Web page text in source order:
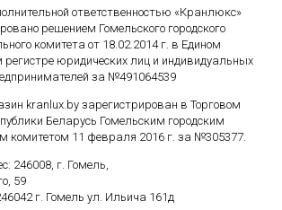
ответственностью «Кранлюкс»
решением Гомельского городского
комитета от 18.02.2014 г. в Едином
регистре юридических лиц и индивидуальных
за №491064539
kranlux.by зарегистрирован в Торговом
Беларусь Гомельским городским
комитетом 11 февраля 2016 г. за №305377.
246008, г. Гомель,
59
г. Гомель ул. Ильича 161д